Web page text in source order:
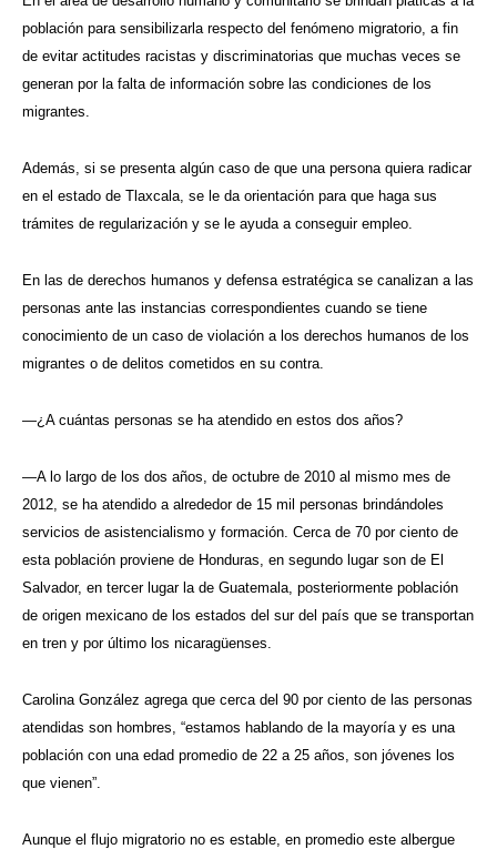
población para sensibilizarla respecto del fenómeno migratorio, a fin
de evitar actitudes racistas y discriminatorias que muchas veces se
generan por la falta de información sobre las condiciones de los
migrantes.
Además, si se presenta algún caso de que una persona quiera radicar
en el estado de Tlaxcala, se le da orientación para que haga sus
trámites de regularización y se le ayuda a conseguir empleo.
En las de derechos humanos y defensa estratégica se canalizan a las
personas ante las instancias correspondientes cuando se tiene
conocimiento de un caso de violación a los derechos humanos de los
migrantes o de delitos cometidos en su contra.
—¿A cuántas personas se ha atendido en estos dos años?
—A lo largo de los dos años, de octubre de 2010 al mismo mes de
2012, se ha atendido a alrededor de 15 mil personas brindándoles
servicios de asistencialismo y formación. Cerca de 70 por ciento de
esta población proviene de Honduras, en segundo lugar son de El
Salvador, en tercer lugar la de Guatemala, posteriormente población
de origen mexicano de los estados del sur del país que se transportan
en tren y por último los nicaragüenses.
Carolina González agrega que cerca del 90 por ciento de las personas
atendidas son hombres, “estamos hablando de la mayoría y es una
población con una edad promedio de 22 a 25 años, son jóvenes los
que vienen”.
Aunque el flujo migratorio no es estable, en promedio este albergue